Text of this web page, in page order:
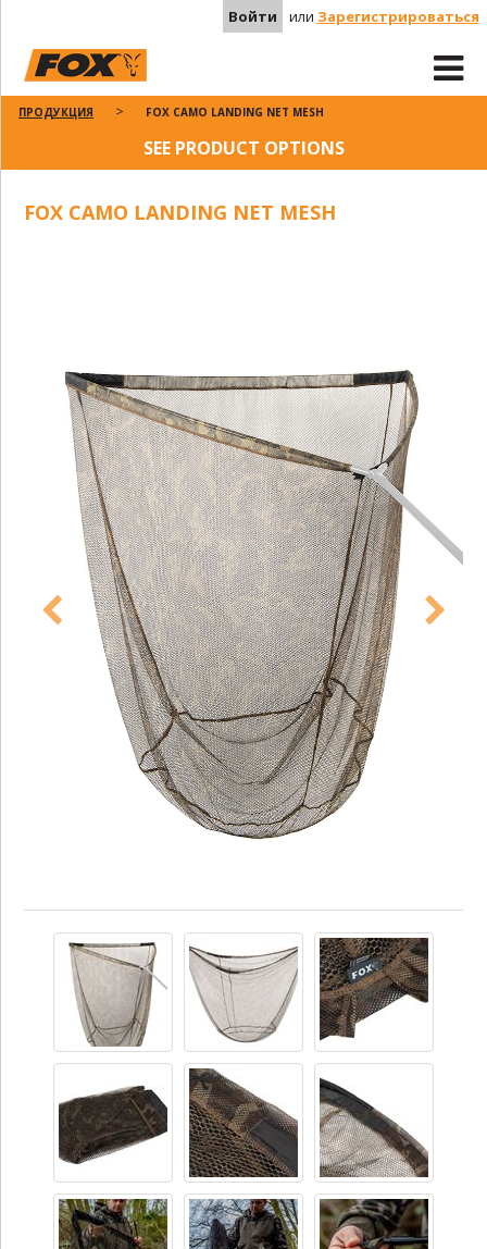
Войти или Зарегистрироваться
ПРОДУКЦИЯ FOX CAMO LANDING NET MESH
SEE PRODUCT OPTIONS
FOX CAMO LANDING NET MESH